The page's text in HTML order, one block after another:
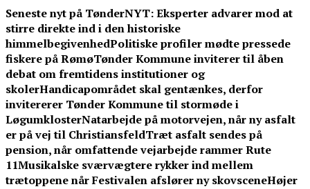
Skip
to
content
Seneste nyt på TønderNYT:Eksperter advarer mod at
stirre direkte ind i den historiske
himmelbegivenhedPolitiske profiler mødte pressede
fiskere på RømøTønder Kommune inviterer til åben
debat om fremtidens institutioner og
skolerHandicapområdet skal gentænkes, derfor
invitererer Tønder Kommune til stormøde i
LøgumklosterNatarbejde på motorvejen, når ny asfalt
er på vej til ChristiansfeldTræt asfalt sendes på
pension, når omfattende vejarbejde rammer Rute
11Musikalske sværvægtere rykker ind mellem
trætoppene når Festivalen afslører ny skovsceneHøjer